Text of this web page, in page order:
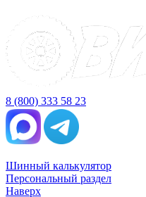
8 (800) 333 58 23
Шинный калькулятор
Персональный раздел
Наверх